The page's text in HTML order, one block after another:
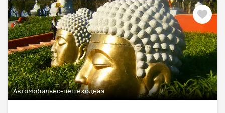
Автомобильно-пешеходная